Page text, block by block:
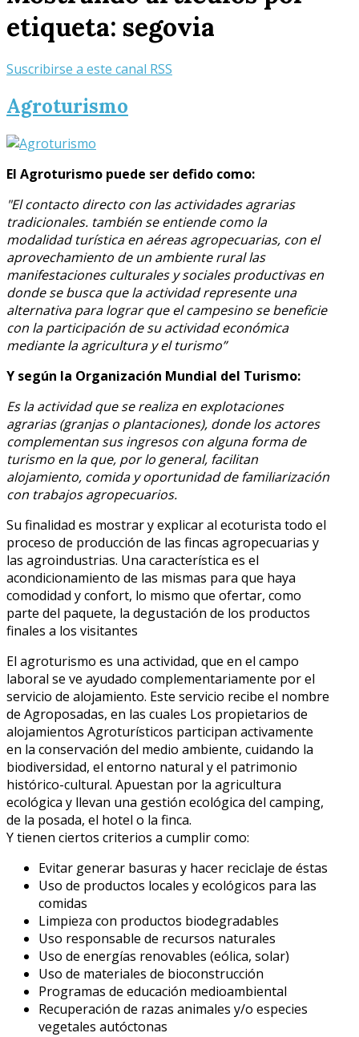
etiqueta: segovia
Suscribirse a este canal RSS
Agroturismo
El Agroturismo puede ser defido como:
"El contacto directo con las actividades agrarias
tradicionales. también se entiende como la
modalidad turística en aéreas agropecuarias, con el
aprovechamiento de un ambiente rural las
manifestaciones culturales y sociales productivas en
donde se busca que la actividad represente una
alternativa para lograr que el campesino se beneficie
con la participación de su actividad económica
mediante la agricultura y el turismo”
Y según la Organización Mundial del Turismo:
Es la actividad que se realiza en explotaciones
agrarias (granjas o plantaciones), donde los actores
complementan sus ingresos con alguna forma de
turismo en la que, por lo general, facilitan
alojamiento, comida y oportunidad de familiarización
con trabajos agropecuarios.
Su finalidad es mostrar y explicar al ecoturista todo el
proceso de producción de las fincas agropecuarias y
las agroindustrias. Una característica es el
acondicionamiento de las mismas para que haya
comodidad y confort, lo mismo que ofertar, como
parte del paquete, la degustación de los productos
finales a los visitantes
El agroturismo es una actividad, que en el campo
laboral se ve ayudado complementariamente por el
servicio de alojamiento. Este servicio recibe el nombre
de Agroposadas, en las cuales Los propietarios de
alojamientos Agroturísticos participan activamente
en la conservación del medio ambiente, cuidando la
biodiversidad, el entorno natural y el patrimonio
histórico-cultural. Apuestan por la agricultura
ecológica y llevan una gestión ecológica del camping,
de la posada, el hotel o la finca.
Y tienen ciertos criterios a cumplir como:
Evitar generar basuras y hacer reciclaje de éstas
Uso de productos locales y ecológicos para las
comidas
Limpieza con productos biodegradables
Uso responsable de recursos naturales
Uso de energías renovables (eólica, solar)
Uso de materiales de bioconstrucción
Programas de educación medioambiental
Recuperación de razas animales y/o especies
vegetales autóctonas